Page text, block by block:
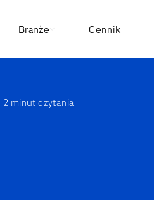
Branże Cennik
2 minut czytania